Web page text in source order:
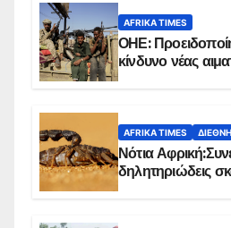
AFRIKA TIMES
ΟΗΕ:
κίνδυνο νέας
AFRIKA TIMES ΔΙΕΘΝΉ
Νότια
δηλητηριώδεις